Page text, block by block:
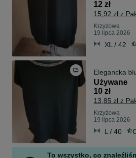
12 zł
15,92 zł z
Krzyżowa
19 lipca 2026
XL / 42
Elegancka
Używane
10 zł
13,85 zł z
Krzyżowa
19 lipca 2026
L / 40
To wszystko, co